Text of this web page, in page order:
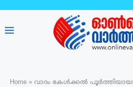
Home » വാദം കേൾക്കൽ